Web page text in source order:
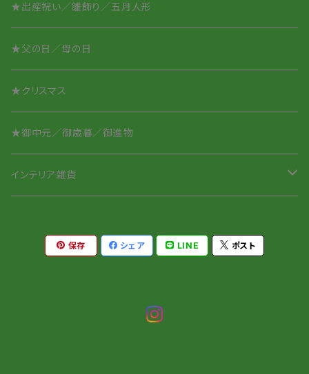
★出産祝い／雛飾り／五月人形
★父の日／母の日
★クリスマス
★御中元／御歳暮／御進物
インテリア雑貨
針山／ピンクッション
保存 シェア LINE ポスト